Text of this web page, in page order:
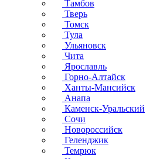
Тамбов
Тверь
Томск
Тула
Ульяновск
Чита
Ярославль
Горно-Алтайск
Ханты-Мансийск
Анапа
Каменск-Уральский
Сочи
Новороссийск
Геленджик
Темрюк